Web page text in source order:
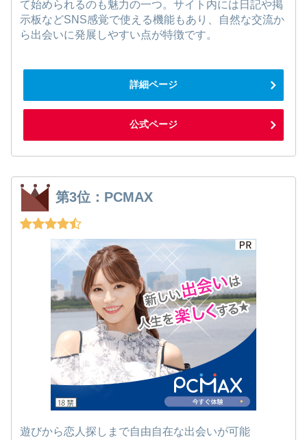
て始められるのも魅力の一つ。サイト内には日記や掲
示板などSNS感覚で使える機能もあり、自然な交流か
ら出会いに発展しやすい点が特徴です。
詳細ページ
公式ページ
第3位：PCMAX
遊びから恋人探しまで自由自在な出会いが可能